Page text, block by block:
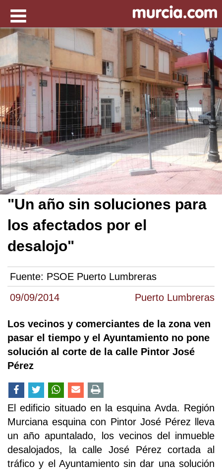
09/09/2014 Puerto Lumbreras
"Un año sin soluciones para
los afectados por el
desalojo"
Fuente: PSOE Puerto Lumbreras
Los vecinos y comerciantes de la zona ven
pasar el tiempo y el Ayuntamiento no pone
solución al corte de la calle Pintor José
Pérez
El edificio situado en la esquina Avda. Región
Murciana esquina con Pintor José Pérez lleva
un año apuntalado, los vecinos del inmueble
desalojados, la calle José Pérez cortada al
tráfico y el Ayuntamiento sin dar una solución